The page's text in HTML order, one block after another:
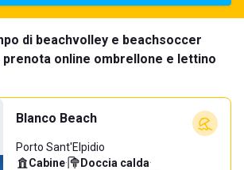
di beachvolley e beachsoccer
prenota online ombrellone e lettino
Blanco Beach
Porto Sant'Elpidio
Cabine· Doccia calda·